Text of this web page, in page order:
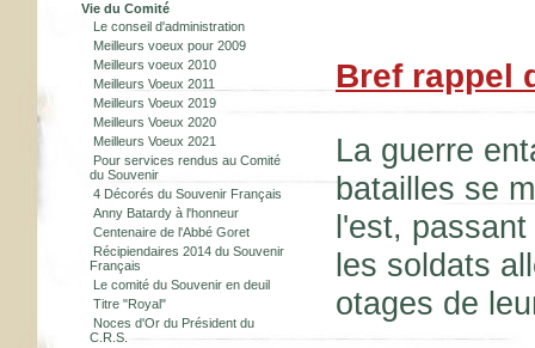
Vie du Comité
Le conseil d'administration
Meilleurs voeux pour 2009
Meilleurs voeux 2010
Meilleurs Voeux 2011
Meilleurs Voeux 2019
Meilleurs Voeux 2020
Meilleurs Voeux 2021
Pour services rendus au Comité
du Souvenir
4 Décorés du Souvenir Français
Anny Batardy à l'honneur
Centenaire de l'Abbé Goret
Récipiendaires 2014 du Souvenir
Français
Le comité du Souvenir en deuil
Titre "Royal"
Noces d'Or du Président du
C.R.S.
Bref rappel
La guerre
batailles se
l'est,
les soldats
otages de